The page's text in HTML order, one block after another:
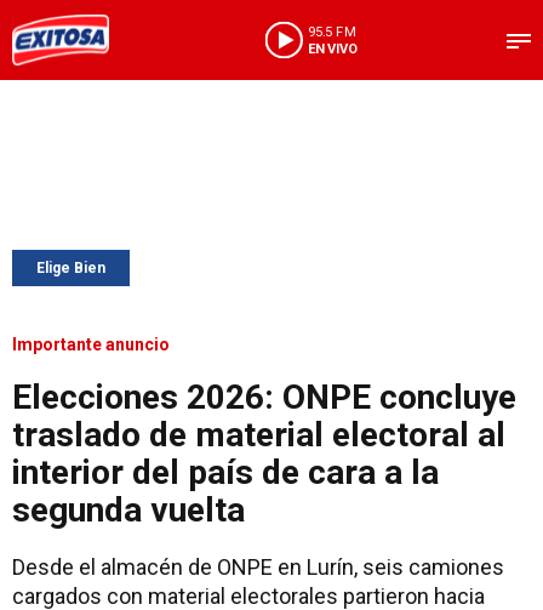
95.5 FM
EN VIVO
Elige Bien
Importante anuncio
Elecciones 2026: ONPE concluye
traslado de material electoral al
interior del país de cara a la
segunda vuelta
Desde el almacén de ONPE en Lurín, seis camiones
cargados con material electorales partieron hacia